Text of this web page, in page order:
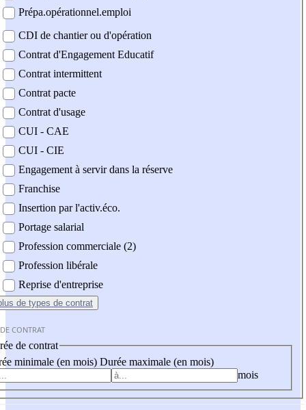
Prépa.opérationnel.emploi
CDI de chantier ou d'opération
Contrat d'Engagement Educatif
Contrat intermittent
Contrat pacte
Contrat d'usage
CUI - CAE
CUI - CIE
Engagement à servir dans la réserve
Franchise
Insertion par l'activ.éco.
Portage salarial
Profession commerciale (2)
Profession libérale
Reprise d'entreprise
de types de contrat
CONTRAT
de contrat
minimale (en mois) Durée maximale (en mois)
mois